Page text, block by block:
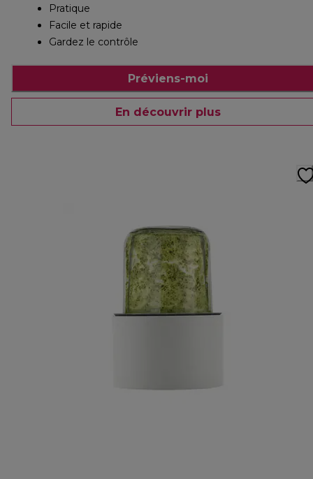
Pratique
Facile et rapide
Gardez le contrôle
Préviens-moi
En découvrir plus